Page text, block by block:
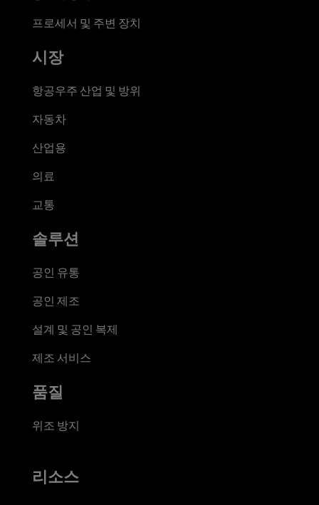
프로세서 및 주변 장치
시장
항공우주 산업 및 방위
자동차
산업용
의료
교통
솔루션
공인 유통
공인 제조
설계 및 공인 복제
제조 서비스
품질
위조 방지
리소스